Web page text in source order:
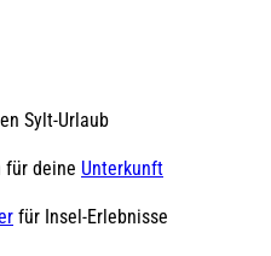
Sylt-Urlaub
für deine Unterkunft
für Insel-Erlebnisse